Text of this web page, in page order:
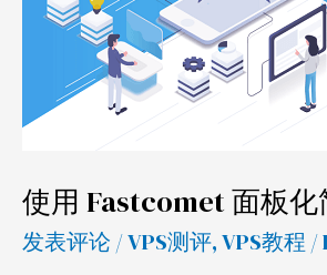
使用 Fastcomet 面板
发表评论 /VPS测评,VPS教程 /
单
创
建
属